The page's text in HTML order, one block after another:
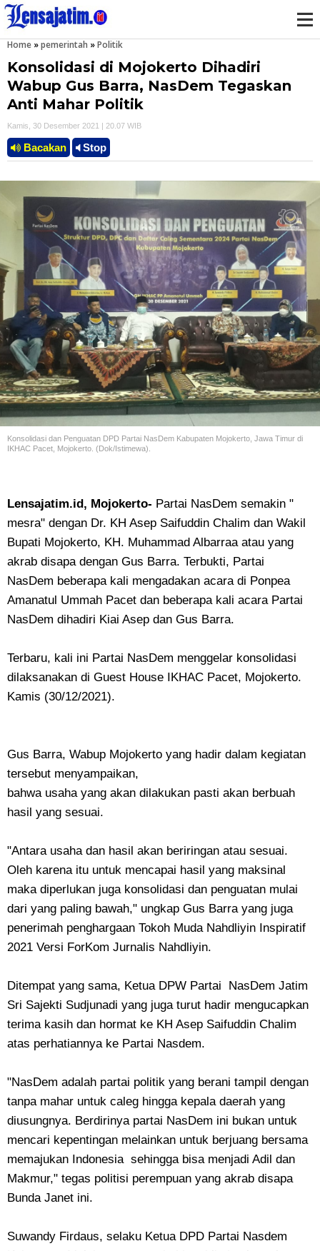
Home »pemerintah »Politik
Konsolidasi di Mojokerto Dihadiri
Wabup Gus Barra, NasDem Tegaskan
Anti Mahar Politik
Kamis, 30 Desember 2021 | 20.07 WIB
Bacakan Stop
Konsolidasi dan Penguatan DPD Partai NasDem Kabupaten Mojokerto, Jawa Timur di
IKHAC Pacet, Mojokerto. (Dok/Istimewa).
Lensajatim.id, Mojokerto- Partai NasDem semakin "
mesra" dengan Dr. KH Asep Saifuddin Chalim dan Wakil
Bupati Mojokerto, KH. Muhammad Albarraa atau yang
akrab disapa dengan Gus Barra. Terbukti, Partai
NasDem beberapa kali mengadakan acara di Ponpea
Amanatul Ummah Pacet dan beberapa kali acara Partai
NasDem dihadiri Kiai Asep dan Gus Barra.
Terbaru, kali ini Partai NasDem menggelar konsolidasi
dilaksanakan di Guest House IKHAC Pacet, Mojokerto.
Kamis (30/12/2021).
Gus Barra, Wabup Mojokerto yang hadir dalam kegiatan
tersebut menyampaikan,
bahwa usaha yang akan dilakukan pasti akan berbuah
hasil yang sesuai.
"Antara usaha dan hasil akan beriringan atau sesuai.
Oleh karena itu untuk mencapai hasil yang maksinal
maka diperlukan juga konsolidasi dan penguatan mulai
dari yang paling bawah," ungkap Gus Barra yang juga
penerimah penghargaan Tokoh Muda Nahdliyin Inspiratif
2021 Versi ForKom Jurnalis Nahdliyin.
Ditempat yang sama, Ketua DPW Partai NasDem Jatim
Sri Sajekti Sudjunadi yang juga turut hadir mengucapkan
terima kasih dan hormat ke KH Asep Saifuddin Chalim
atas perhatiannya ke Partai Nasdem.
"NasDem adalah partai politik yang berani tampil dengan
tanpa mahar untuk caleg hingga kepala daerah yang
diusungnya. Berdirinya partai NasDem ini bukan untuk
mencari kepentingan melainkan untuk berjuang bersama
memajukan Indonesia sehingga bisa menjadi Adil dan
Makmur," tegas politisi perempuan yang akrab disapa
Bunda Janet ini.
Suwandy Firdaus, selaku Ketua DPD Partai Nasdem